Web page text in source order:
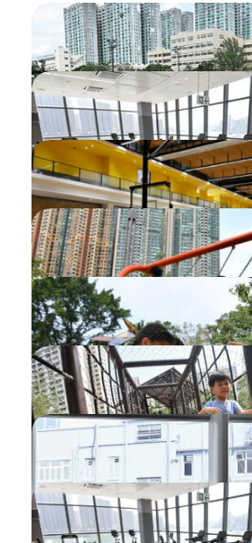
取消預訂 (不獲退
以月票預訂健身室
團體用戶登記
設定「我的興趣
設定你的收藏列